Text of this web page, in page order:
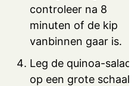
controleer na 8
minuten of de kip
vanbinnen gaar is.
Leg de quinoa-salade
op een grote schaal